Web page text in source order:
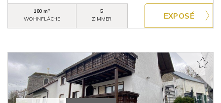
180 m²
WOHNFLÄCHE
5
ZIMMER